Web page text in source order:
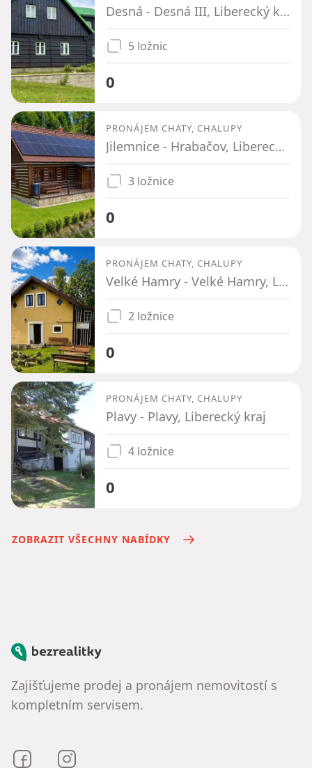
Desná - Desná III, Liberecký kraj
5 ložnic
0
PRONÁJEM CHATY, CHALUPY
Jilemnice - Hrabačov, Liberecký kraj
3 ložnice
0
PRONÁJEM CHATY, CHALUPY
Velké Hamry - Velké Hamry, Liberecký kraj
2 ložnice
0
PRONÁJEM CHATY, CHALUPY
Plavy - Plavy, Liberecký kraj
4 ložnice
0
ZOBRAZIT VŠECHNY NABÍDKY
Bezrealitky
Zajišťujeme prodej a pronájem nemovitostí s
kompletním servisem.
Bezrealitky na Facebooku